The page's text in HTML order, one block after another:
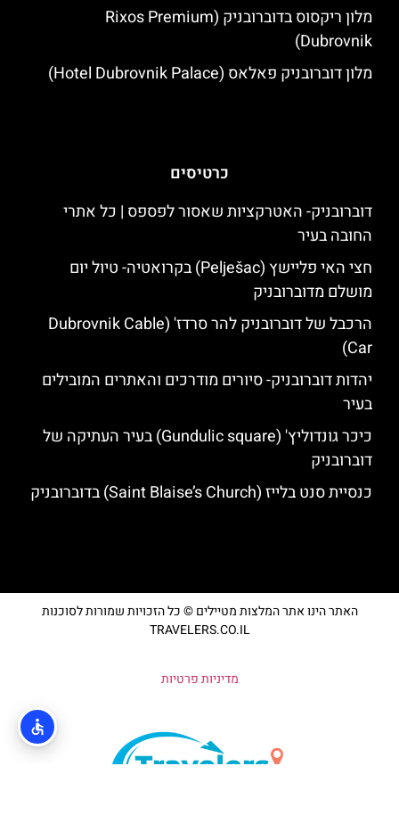
מלון ריקסוס בדוברובניק (Rixos Premium
Dubrovnik)
מלון דוברובניק פאלאס (Hotel Dubrovnik Palace)
כרטיסים
דוברובניק- האטרקציות שאסור לפספס | כל אתרי
החובה בעיר
חצי האי פליישץ (Pelješac) בקרואטיה- טיול יום
מושלם מדוברובניק
הרכבל של דוברובניק להר סרדז' (Dubrovnik Cable
Car)
יהדות דוברובניק- סיורים מודרכים והאתרים המובילים
בעיר
כיכר גונדוליץ' (Gundulic square) בעיר העתיקה של
דוברובניק
כנסיית סנט בלייז (Saint Blaise’s Church) בדוברובניק
האתר הינו אתר המלצות מטיילים © כל הזכויות שמורות לסוכנות
TRAVELERS.CO.IL
מדיניות פרטיות